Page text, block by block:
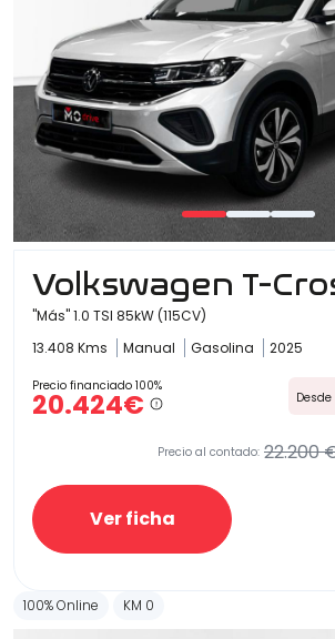
Volkswagen T-
"Más" 1.0 TSI 85kW (115CV)
13.408 Kms
Manual Gasolina 2025
Precio financiado 100%
20.424€ Desde
Precio al contado: 22.200
Ver ficha
100% Online KM 0